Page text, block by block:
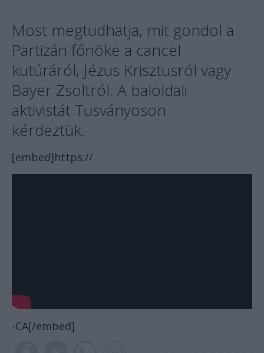
Most megtudhatja, mit gondol a
Partizán főnöke a cancel
kutúráról, Jézus Krisztusról vagy
Bayer Zsoltról. A baloldali
aktivistát Tusványoson
kérdeztük.
[embed]https://
-CA[/embed]